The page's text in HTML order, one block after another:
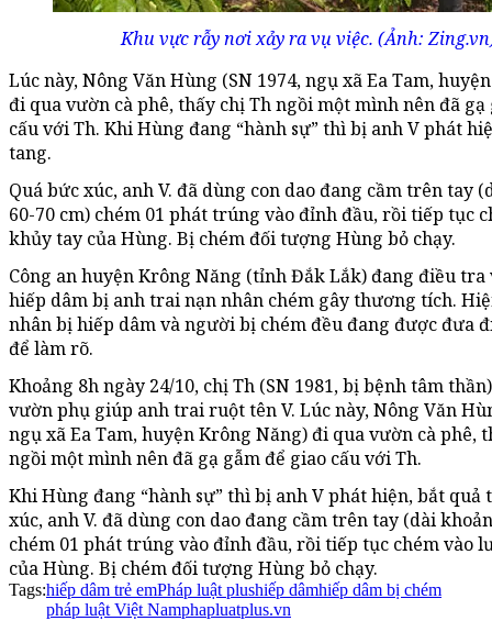
Khu vực rẫy nơi xảy ra vụ việc. (Ảnh:
Lúc này, Nông Văn Hùng (SN 1974, ngụ xã Ea Tam,
đi qua vườn cà phê, thấy chị Th ngồi một mình nên đã gạ
cấu với Th. Khi Hùng đang “hành sự” thì bị anh V phát
tang.
Quá bức xúc, anh V. đã dùng con dao đang cầm trên tay
60-70 cm) chém 01 phát trúng vào đỉnh đầu, rồi tiếp tục
khủy tay của Hùng. Bị chém đối tượng Hùng bỏ chạy.
Công an huyện Krông Năng (tỉnh Đắk Lắk) đang điều
hiếp dâm bị anh trai nạn nhân chém gây thương tích.
nhân bị hiếp dâm và người bị chém đều đang được đưa
để làm rõ.
Khoảng 8h ngày 24/10, chị Th (SN 1981, bị bệnh tâm
vườn phụ giúp anh trai ruột tên V. Lúc này, Nông Văn
ngụ xã Ea Tam, huyện Krông Năng) đi qua vườn cà phê,
ngồi một mình nên đã gạ gẫm để giao cấu với Th.
Khi Hùng đang “hành sự” thì bị anh V phát hiện, bắt quả
xúc, anh V. đã dùng con dao đang cầm trên tay (dài
chém 01 phát trúng vào đỉnh đầu, rồi tiếp tục chém vào
của Hùng. Bị chém đối tượng Hùng bỏ chạy.
Tags:hiếp dâm trẻ emPháp luật plushiếp dâmhiếp dâm bị chém
pháp luật Việt Namphapluatplus.vn